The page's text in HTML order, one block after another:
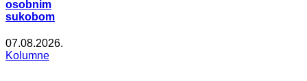
osobnim
sukobom
07.08.2026.
Kolumne